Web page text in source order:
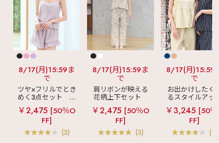
8/17(月)15:59ま
で
ツヤ×フリルでとき
めく3点セット
シ
ルキー ショートパ
ンツ 3点セット
￥2,475 [50％O
FF]
(3)
8/17(月)15:59ま
で
肩リボンが映える
花柄上下セット
メニーフラワー ロ
ングパンツ 上下セ
ット
￥2,475 [50％O
FF]
(3)
8/17(月)15:59
で
お出かけしたく
るスタイルアッ
見え
ストライ
フリル ロングパ
ツ 綿混 上下セ
￥3,245 [50
FF]
(1)